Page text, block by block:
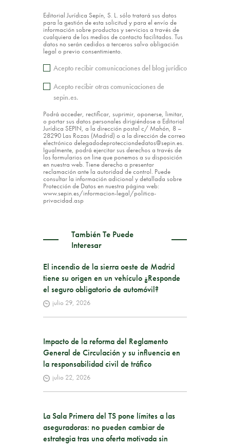
Editorial Jurídica Sepín, S. L. sólo tratará sus datos
para la gestión de esta solicitud y para el envío de
información sobre productos y servicios a través de
cualquiera de los medios de contacto facilitados. Tus
datos no serán cedidos a terceros salvo obligación
legal o previo consentimiento.
Acepto recibir comunicaciones del blog jurídico
Acepto recibir otras comunicaciones de
sepin.es.
Podrá acceder, rectificar, suprimir, oponerse, limitar,
o portar sus datos personales dirigiéndose a Editorial
Jurídica SEPIN, a la dirección postal c/ Mahón, 8 –
28290 Las Rozas (Madrid) o a la dirección de correo
electrónico delegadodeprotecciondedatos@sepin.es.
Igualmente, podrá ejercitar sus derechos a través de
los formularios on line que ponemos a su disposición
en nuestra web. Tiene derecho a presentar
reclamación ante la autoridad de control. Puede
consultar la información adicional y detallada sobre
Protección de Datos en nuestra página web:
www.sepin.es/informacion-legal/politica-
privacidad.asp
También Te Puede
Interesar
El incendio de la sierra oeste de Madrid
tiene su origen en un vehículo ¿Responde
el seguro obligatorio de automóvil?
julio 29, 2026
Impacto de la reforma del Reglamento
General de Circulación y su influencia en
la responsabilidad civil de tráfico
julio 22, 2026
La Sala Primera del TS pone límites a las
aseguradoras: no pueden cambiar de
estrategia tras una oferta motivada sin